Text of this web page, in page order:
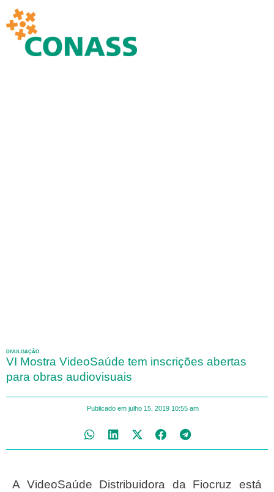
DIVULGAÇÃO
VI Mostra VideoSaúde tem inscrições abertas
para obras audiovisuais
Publicado em julho 15, 2019 10:55 am
A VideoSaúde Distribuidora da Fiocruz está